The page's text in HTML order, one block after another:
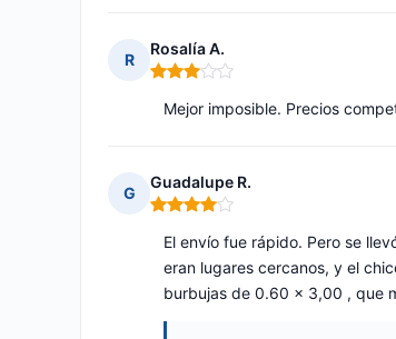
R
Rosalía A.
Nota: 3 de 5
Mejor imposible. Precios
G
Guadalupe R.
Nota: 4 de 5
El envío fue rápido. Pero se
eran lugares cercanos, y el
burbujas de 0.60 x 3,00 , que